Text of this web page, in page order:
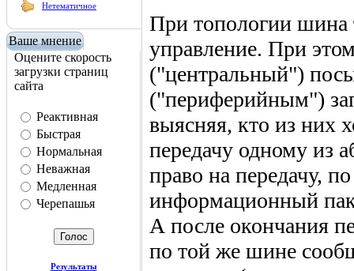
Нетематичное
Ваше мнение
Оцените скорость
загрузки страниц
сайта
Реактивная
Быстрая
Нормальная
Неважная
Медленная
Черепашья
Результаты
При топологии шина
управление. При
("центральный")
("периферийным")
выясняя, кто из них
передачу одному из
право на передачу,
информационный
А после окончания
по той же шине